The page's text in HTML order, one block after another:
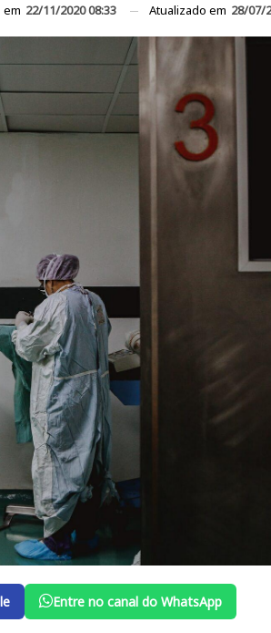
em 22/11/2020 08:33 Atualizado em 28/07/
Entre no canal do WhatsApp